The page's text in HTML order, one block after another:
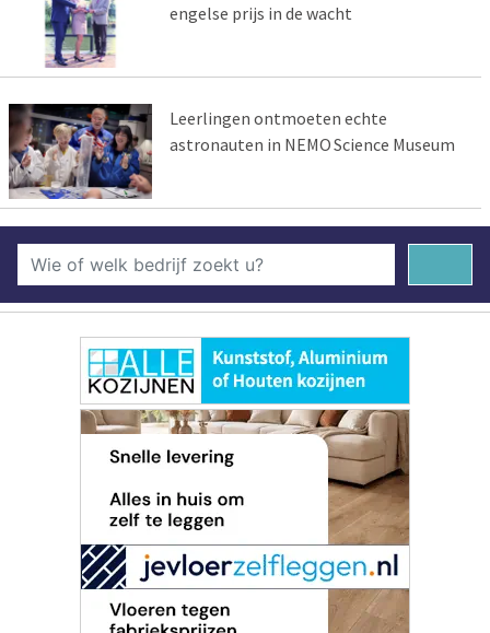
engelse prijs in de wacht
Leerlingen ontmoeten echte
astronauten in NEMO Science Museum